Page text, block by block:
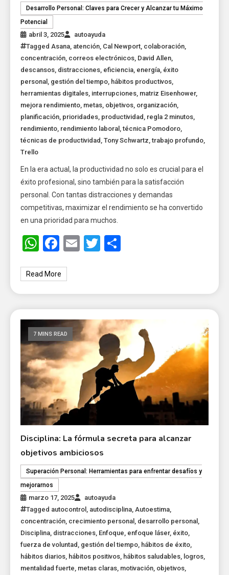
Desarrollo Personal: Claves para Crecer y Alcanzar tu Máximo
Potencial
abril 3, 2025
autoayuda
TaggedAsana, atención, Cal Newport, colaboración,
concentración, correos electrónicos, David Allen,
descansos, distracciones, eficiencia, energía, éxito
personal , gestión del tiempo, hábitos productivos,
herramientas digitales, interrupciones, matriz Eisenhower,
mejora rendimiento, metas, objetivos, organización,
planificación, prioridades, productividad , regla 2 minutos,
rendimiento, rendimiento laboral ,técnica Pomodoro,
técnicas de productividad ,Tony Schwartz,trabajo profundo,
Trello
En la era actual, la productividad no solo es crucial para el
éxito profesional, sino también para la satisfacción
personal. Con tantas distracciones y demandas
competitivas, maximizar el rendimiento se ha convertido
en una prioridad para muchos.
WhatsApp
Facebook
EmailTwitter
Read More
7 MINS READ
Disciplina: La fórmula secreta para alcanzar
objetivos ambiciosos
Superación Personal: Herramientas para enfrentar desafíos y
mejorarnos
marzo 17, 2025
autoayuda
Tagged autocontrol , autodisciplina,Autoestima,
concentración, crecimiento personal , desarrollo personal ,
Disciplina, distracciones, Enfoque, enfoque láser, éxito,
fuerza de voluntad , gestión del tiempo, hábitos de éxito,
hábitos diarios, hábitos positivos, hábitos saludables, logros,
mentalidad fuerte, metas claras, motivación, objetivos,